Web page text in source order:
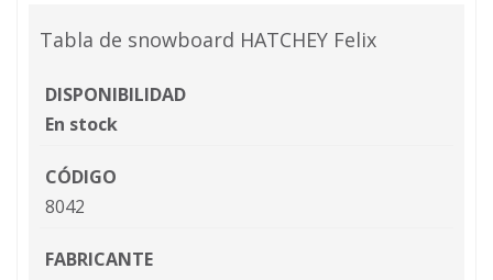
Tabla de snowboard HATCHEY Felix
DISPONIBILIDAD
En stock
CÓDIGO
8042
FABRICANTE